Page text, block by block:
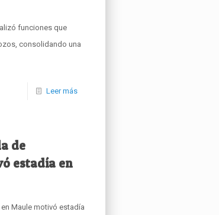
funciones que
consolidando una
Leer más
de
estadía en
Maule motivó estadía